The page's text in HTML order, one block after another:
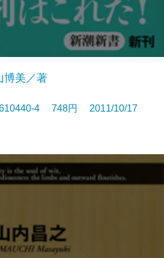
博美／著
4 748円 2011/10/17